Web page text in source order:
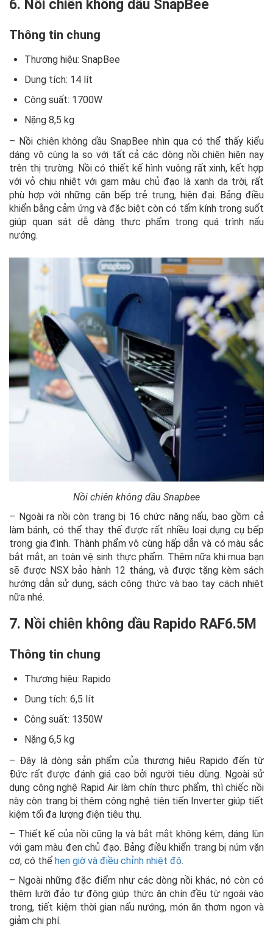
6. Nồi chiên không dầu SnapBee
Thông tin chung
Thương hiệu: SnapBee
Dung tích: 14 lít
Công suất: 1700W
Nặng 8,5 kg
– Nồi chiên không dầu SnapBee nhìn qua có thể thấy kiểu
dáng vô cùng lạ so với tất cả các dòng nồi chiên hiện nay
trên thị trường. Nồi có thiết kế hình vuông rất xinh, kết hợp
với vỏ chịu nhiệt với gam màu chủ đạo là xanh da trời, rất
phù hợp với những căn bếp trẻ trung, hiện đại. Bảng điều
khiển bằng cảm ứng và đặc biệt còn có tấm kính trong suốt
giúp quan sát dễ dàng thực phẩm trong quá trình nấu
nướng.
Nồi chiên không dầu Snapbee
– Ngoài ra nồi còn trang bị 16 chức năng nấu, bao gồm cả
làm bánh, có thể thay thế được rất nhiều loại dụng cụ bếp
trong gia đình. Thành phẩm vô cùng hấp dẫn và có màu sắc
bắt mắt, an toàn vệ sinh thực phẩm. Thêm nữa khi mua bạn
sẽ được NSX bảo hành 12 tháng, và được tặng kèm sách
hướng dẫn sử dụng, sách công thức và bao tay cách nhiệt
nữa nhé.
7. Nồi chiên không dầu Rapido RAF6.5M
Thông tin chung
Thương hiệu: Rapido
Dung tích: 6,5 lít
Công suất: 1350W
Nặng 6,5 kg
– Đây là dòng sản phẩm của thương hiệu Rapido đến từ
Đức rất được đánh giá cao bởi người tiêu dùng. Ngoài sử
dụng công nghệ Rapid Air làm chín thực phẩm, thì chiếc nồi
này còn trang bị thêm công nghệ tiên tiến Inverter giúp tiết
kiệm tối đa lượng điện tiêu thụ.
– Thiết kế của nồi cũng lạ và bắt mắt không kém, dáng lùn
với gam màu đen chủ đạo. Bảng điều khiển trang bị núm vặn
cơ, có thể hẹn giờ và điều chỉnh nhiệt độ.
– Ngoài những đặc điểm như các dòng nồi khác, nó còn có
thêm lưỡi đảo tự động giúp thức ăn chín đều từ ngoài vào
trong, tiết kiệm thời gian nấu nướng, món ăn thơm ngon và
giảm chi phí.